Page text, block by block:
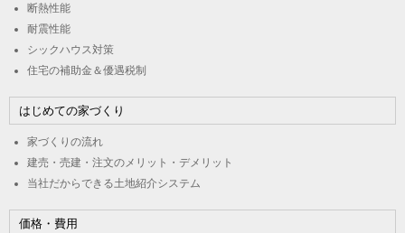
断熱性能
耐震性能
シックハウス対策
住宅の補助金＆優遇税制
はじめての家づくり
家づくりの流れ
建売・売建・注文のメリット・デメリット
当社だからできる土地紹介システム
価格・費用